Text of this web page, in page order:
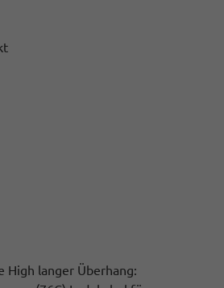
High langer Überhang: